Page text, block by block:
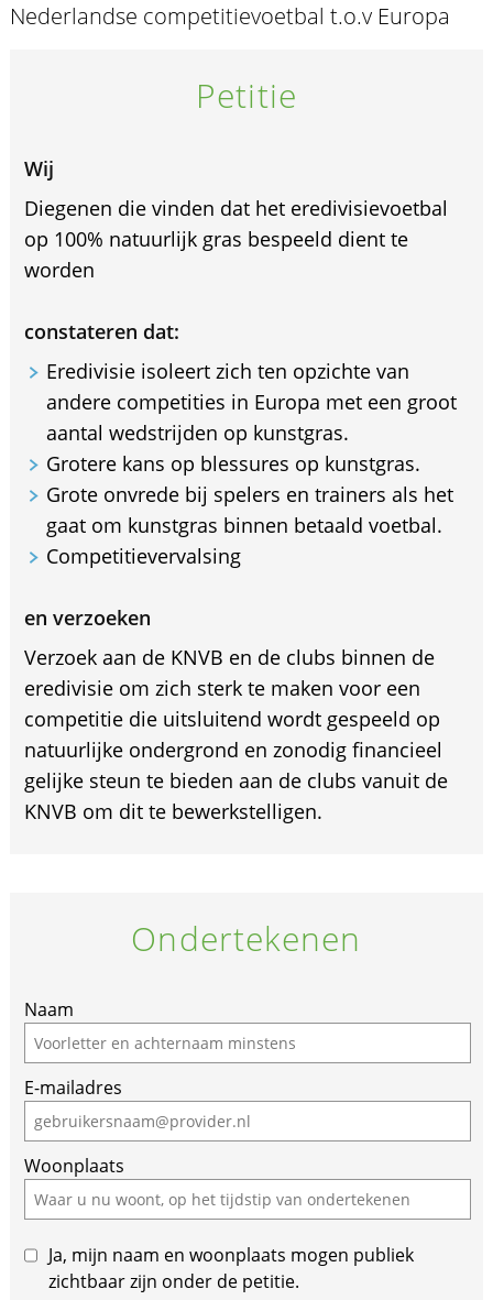
Nederlandse competitievoetbal t.o.v Europa
Petitie
Wij
Diegenen die vinden dat het eredivisievoetbal
op 100% natuurlijk gras bespeeld dient te
worden
constateren dat:
Eredivisie isoleert zich ten opzichte van
andere competities in Europa met een groot
aantal wedstrijden op kunstgras.
Grotere kans op blessures op kunstgras.
Grote onvrede bij spelers en trainers als het
gaat om kunstgras binnen betaald voetbal.
Competitievervalsing
en verzoeken
Verzoek aan de KNVB en de clubs binnen de
eredivisie om zich sterk te maken voor een
competitie die uitsluitend wordt gespeeld op
natuurlijke ondergrond en zonodig financieel
gelijke steun te bieden aan de clubs vanuit de
KNVB om dit te bewerkstelligen.
Ondertekenen
Naam
E-mailadres
Woonplaats
Ja, mijn naam en woonplaats mogen publiek
zichtbaar zijn onder de petitie.